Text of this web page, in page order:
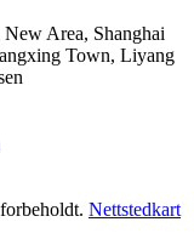
Area, Shanghai
Town, Liyang
Nettstedkart